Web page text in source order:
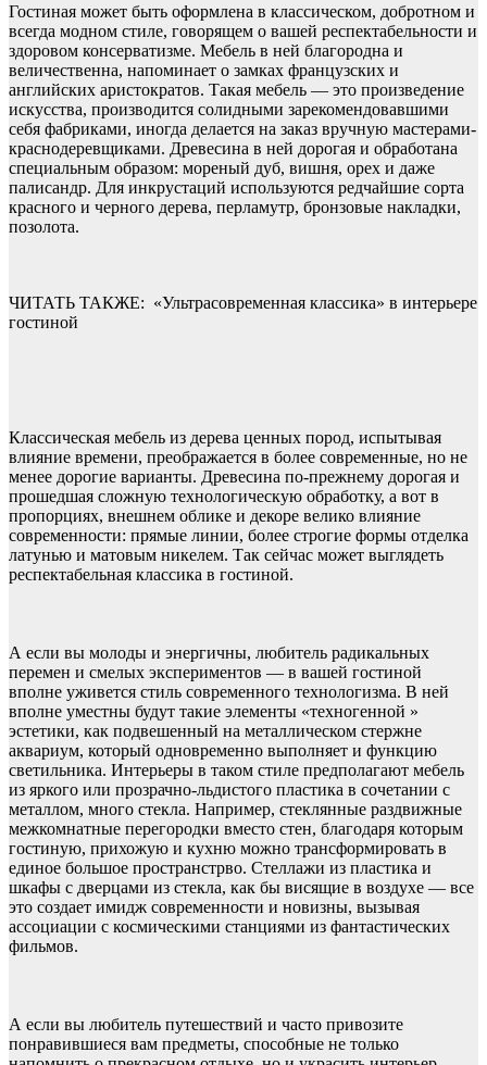
Гостиная может быть оформлена в классическом, добротном и
всегда модном стиле, говорящем о вашей респектабельности и
здоровом консерватизме. Мебель в ней благородна и
величественна, напоминает о замках французских и
английских аристократов. Такая мебель — это произведение
искусства, производится солидными зарекомендовавшими
себя фабриками, иногда делается на заказ вручную мастерами-
краснодеревщиками. Древесина в ней дорогая и обработана
специальным образом: мореный дуб, вишня, орех и даже
палисандр. Для инкрустаций используются редчайшие сорта
красного и черного дерева, перламутр, бронзовые накладки,
позолота.
ЧИТАТЬ ТАКЖЕ: «Ультрасовременная классика» в интерьере
гостиной
Классическая мебель из дерева ценных пород, испытывая
влияние времени, преображается в более современные, но не
менее дорогие варианты. Древесина по-прежнему дорогая и
прошедшая сложную технологическую обработку, а вот в
пропорциях, внешнем облике и декоре велико влияние
современности: прямые линии, более строгие формы отделка
латунью и матовым никелем. Так сейчас может выглядеть
респектабельная классика в гостиной.
А если вы молоды и энергичны, любитель радикальных
перемен и смелых экспериментов — в вашей гостиной
вполне уживется стиль современного технологизма. В ней
вполне уместны будут такие элементы «техногенной »
эстетики, как подвешенный на металлическом стержне
аквариум, который одновременно выполняет и функцию
светильника. Интерьеры в таком стиле предполагают мебель
из яркого или прозрачно-льдистого пластика в сочетании с
металлом, много стекла. Например, стеклянные раздвижные
межкомнатные перегородки вместо стен, благодаря которым
гостиную, прихожую и кухню можно трансформировать в
единое большое пространстрво. Стеллажи из пластика и
шкафы с дверцами из стекла, как бы висящие в воздухе — все
это создает имидж современности и новизны, вызывая
ассоциации с космическими станциями из фантастических
фильмов.
А если вы любитель путешествий и часто привозите
понравившиеся вам предметы, способные не только